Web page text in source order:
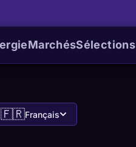
MarchésSélections
🇫🇷Français